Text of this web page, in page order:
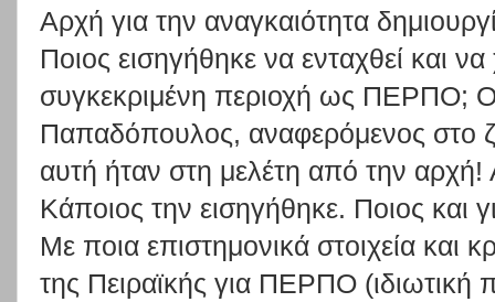
Αρχή για την αναγκαιότητα
Ποιος εισηγήθηκε να ενταχθεί και να
συγκεκριμένη περιοχή ως ΠΕΡΠΟ;
Παπαδόπουλος, αναφερόμενος στο
αυτή ήταν στη μελέτη από την
Κάποιος την εισηγήθηκε. Ποιος και
Με ποια επιστημονικά στοιχεία και
της Πειραϊκής για ΠΕΡΠΟ (ιδιωτική